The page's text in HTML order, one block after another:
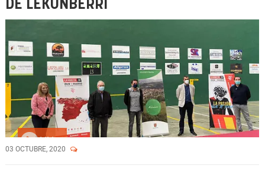
DE LEKUNBERRI
Vídeo
03 OCTUBRE, 2020